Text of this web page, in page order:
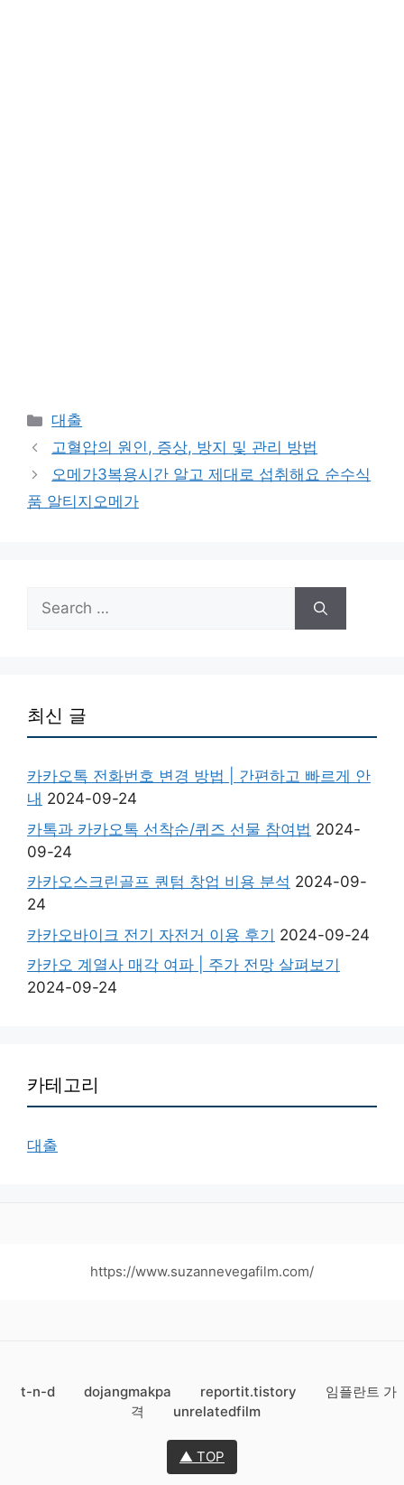
Categories
대출
고혈압의 원인, 증상, 방지 및 관리 방법
오메가3복용시간 알고 제대로 섭취해요 순수식
품 알티지오메가
Search
for:
최신 글
카카오톡 전화번호 변경 방법 | 간편하고 빠르게 안
내 2024-09-24
카톡과 카카오톡 선착순/퀴즈 선물 참여법 2024-
09-24
카카오스크린골프 퀀텀 창업 비용 분석 2024-09-
24
카카오바이크 전기 자전거 이용 후기 2024-09-24
카카오 계열사 매각 여파 | 주가 전망 살펴보기
2024-09-24
카테고리
대출
https://www.suzannevegafilm.com/
t-n-d dojangmakpa reportit.tistory
임플란트 가
격
unrelatedfilm
▲ TOP